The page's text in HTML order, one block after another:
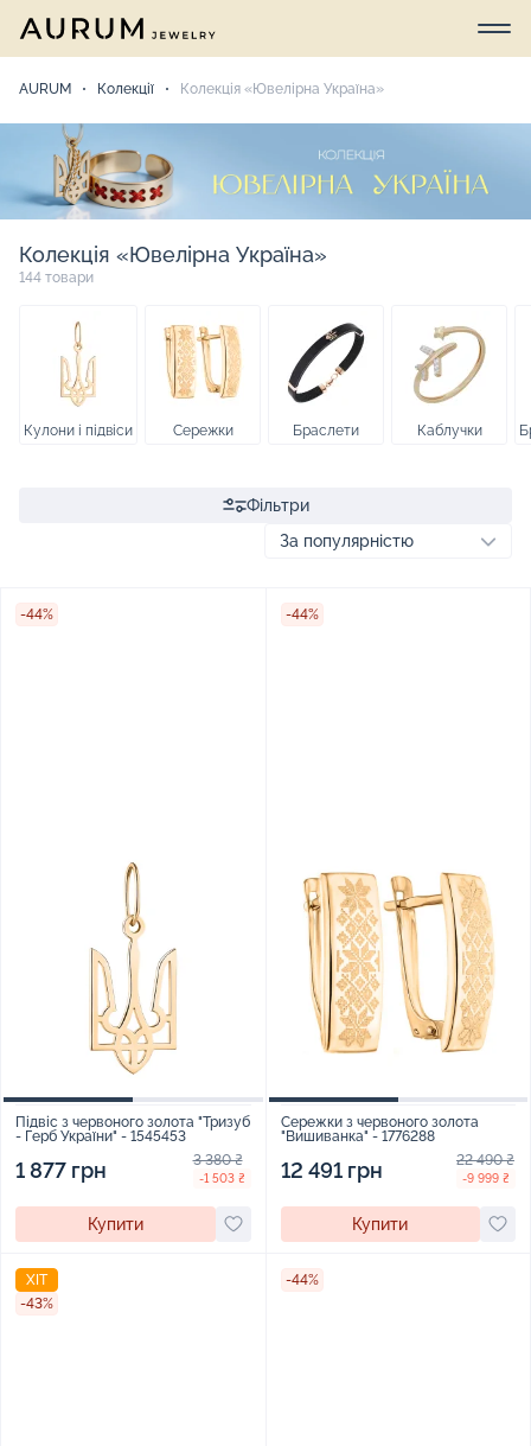
AURUM Колекції Колекція «Ювелірна Україна»
Колекція «Ювелірна Україна»
144 товари
Фільтри
Кулони і підвіси Сережки Браслети Каблучки
-44%
Підвіс з червоного золота "Тризуб
- Герб України" - 1545453
1 877 грн 3 380 ₴
-1 503 ₴
Купити
-44%
Сережки з червоного золота
"Вишиванка" - 1776288
12 491 грн 22 490 ₴
-9 999 ₴
Купити
ХІТ
-43%
-44%